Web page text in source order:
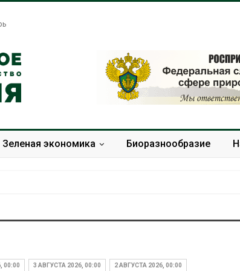
Зеленая экономика Биоразнообразие
00:00 3 АВГУСТА 2026, 00:00 2 АВГУСТА 2026, 00:00
последствия разлива
химикатов после пожара